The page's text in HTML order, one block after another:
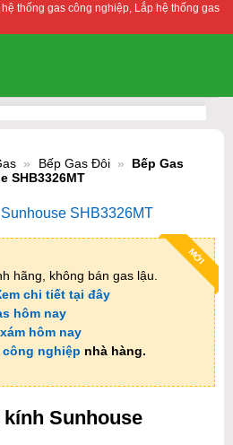
thống gas công nghiệp, Lắp hệ thống gas
» Bếp Gas Đôi »
Bếp Gas
SHB3326MT
MỚI
hãng, không bán gas lậu.
chi tiết tại đây
hôm nay
hôm nay
nghiệp nhà hàng.
Sunhouse